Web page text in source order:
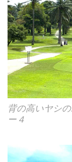
背の高いヤシ
ー４